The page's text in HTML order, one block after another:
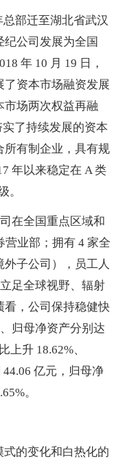
部迁至湖北省武汉
公司发展为全国
年 10 月 19 日，
资本市场融资发展
市场两次权益再融
了持续发展的资本
所有制企业，具有规
年以来稳定在 A 类
。
在全国重点区域和
营业部；拥有 4 家全
子公司），员工人
足全球视野、辐射
看，公司保持稳健快
归母净资产分别达
上升 18.62%、
亿元，归母净
。
的变化和白热化的